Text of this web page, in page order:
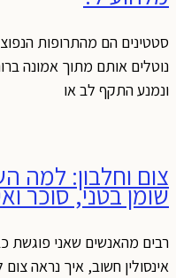
סטטינים הם מהתרופות
נוטלים אותם מתוך אמונה
ונמנע התקף לב או
צום וחלבון: למה
שומן בטני, סוכר
רבים מהאנשים שאני פוגשת
אינסולין חשוב, איך נראה צום